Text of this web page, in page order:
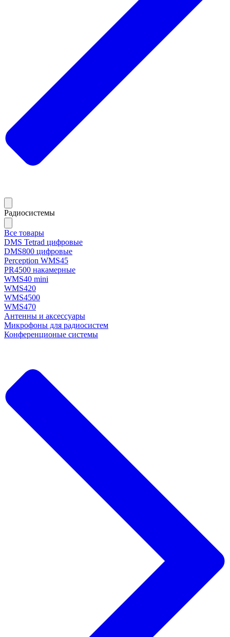
Радиосистемы
Все товары
DMS Tetrad цифровые
DMS800 цифровые
Perception WMS45
PR4500 накамерные
WMS40 mini
WMS420
WMS4500
WMS470
Антенны и аксессуары
Микрофоны для радиосистем
Конференционые системы